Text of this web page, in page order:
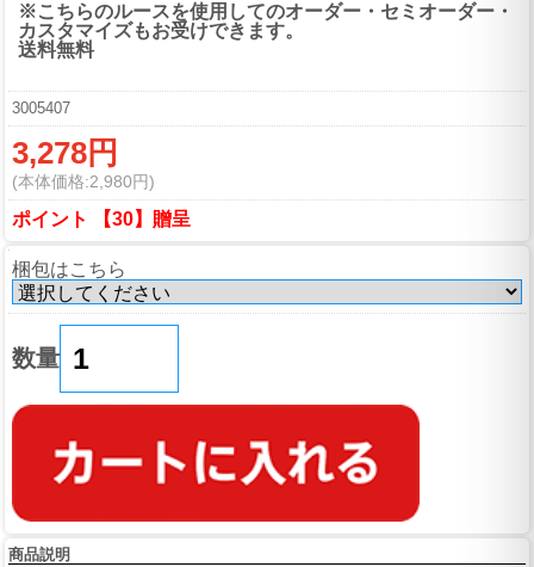
※こちらのルースを使用してのオーダー・セミオーダー・
カスタマイズもお受けできます。
送料無料
3005407
3,278円
(本体価格:2,980円)
ポイント 【30】贈呈
梱包はこちら
数量
商品説明